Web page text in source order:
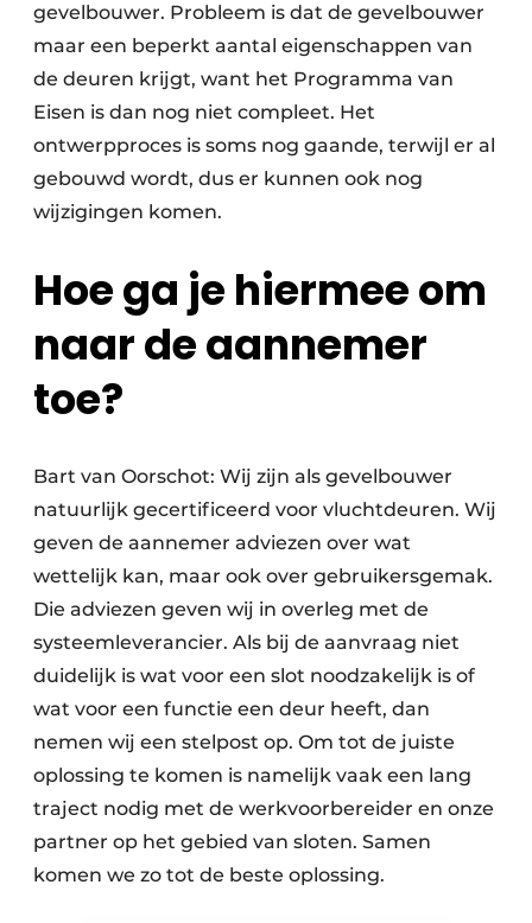
gevelbouwer. Probleem is dat de gevelbouwer
maar een beperkt aantal eigenschappen van
de deuren krijgt, want het Programma van
Eisen is dan nog niet compleet. Het
ontwerpproces is soms nog gaande, terwijl er al
gebouwd wordt, dus er kunnen ook nog
wijzigingen komen.
Hoe ga je hiermee om
naar de aannemer
toe?
Bart van Oorschot: Wij zijn als gevelbouwer
natuurlijk gecertificeerd voor vluchtdeuren. Wij
geven de aannemer adviezen over wat
wettelijk kan, maar ook over gebruikersgemak.
Die adviezen geven wij in overleg met de
systeemleverancier. Als bij de aanvraag niet
duidelijk is wat voor een slot noodzakelijk is of
wat voor een functie een deur heeft, dan
nemen wij een stelpost op. Om tot de juiste
oplossing te komen is namelijk vaak een lang
traject nodig met de werkvoorbereider en onze
partner op het gebied van sloten. Samen
komen we zo tot de beste oplossing.